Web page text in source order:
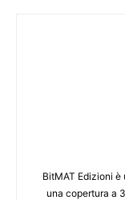
BitMAT Edizioni
una copertura a